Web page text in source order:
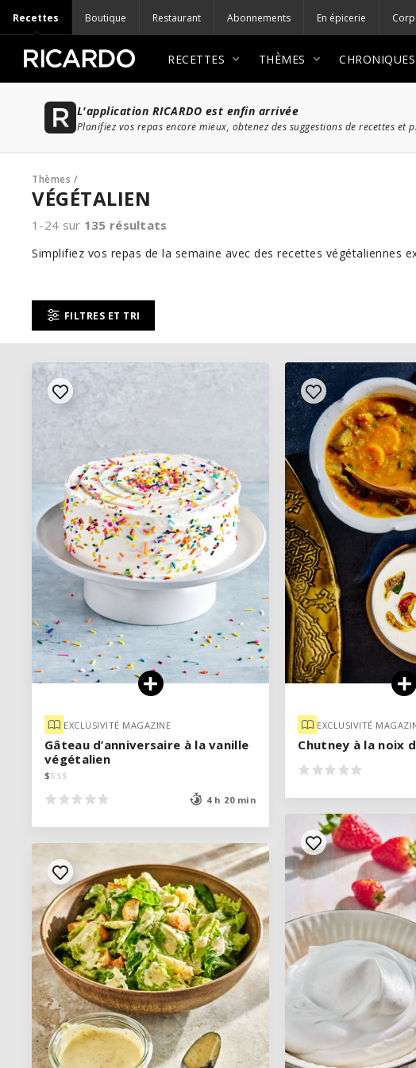
Recettes Boutique Restaurant Abonnements En épicerie
RECETTES THÈMES CHRONIQUES
L'application RICARDO est enfin arrivée
Planifiez vos repas encore mieux, obtenez des suggestions de recettes et
Thèmes /
VÉGÉTALIEN
1-24 sur 135 résultats
Simplifiez vos repas de la semaine avec des recettes végétaliennes
FILTRES ET TRI
EXCLUSIVITÉ MAGAZINE
Gâteau d’anniversaire à la vanille
végétalien
$$ $$
4 h 20 min
EXCLUSIVITÉ MAGAZINE
Gâteau d’anniversaire à la vanille
végétalien
$$ $$
4 h 20 min
VOIR LA RECETTE
EXCLUSIVITÉ
Chutney à la noix
EXCLUSIVITÉ
Chutney à la noix
VOIR LA